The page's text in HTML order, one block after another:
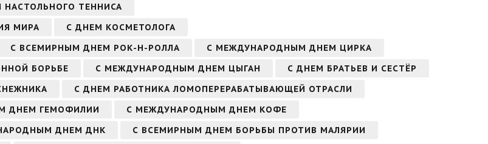
ТЕННИСА
МИРА
С ДНЕМ КОСМЕТОЛОГА
С ВСЕМИРНЫМ ДНЕМ РОК-Н-РОЛЛА
С МЕЖДУНАРОДНЫМ ДНЕМ ЦИРКА
БОРЬБЕ
С МЕЖДУНАРОДНЫМ ДНЕМ ЦЫГАН
С ДНЕМ БРАТЬЕВ И СЕСТЁР
С ДНЕМ РАБОТНИКА ЛОМОПЕРЕРАБАТЫВАЮЩЕЙ ОТРАСЛИ
ДНЕМ ГЕМОФИЛИИ
С МЕЖДУНАРОДНЫМ ДНЕМ КОФЕ
ДНЕМ ДНК
С ВСЕМИРНЫМ ДНЕМ БОРЬБЫ ПРОТИВ МАЛЯРИИ